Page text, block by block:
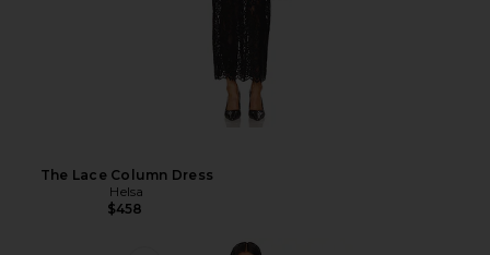
The Lace Column Dress
Helsa
$458